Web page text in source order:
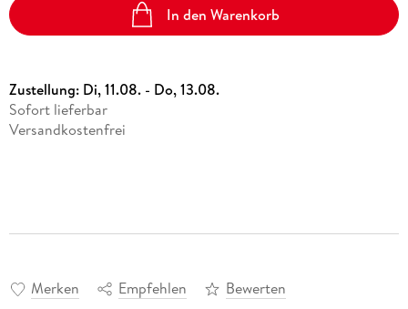
In den Warenkorb
Zustellung: Di, 11.08. - Do, 13.08.
Sofort lieferbar
Versandkostenfrei
Merken Empfehlen Bewerten